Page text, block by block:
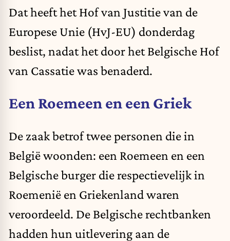
Dat heeft het Hof van Justitie van de
Europese Unie (HvJ-EU) donderdag
beslist, nadat het door het Belgische Hof
van Cassatie was benaderd.
Een Roemeen en een Griek
De zaak betrof twee personen die in
België woonden: een Roemeen en een
Belgische burger die respectievelijk in
Roemenië en Griekenland waren
veroordeeld. De Belgische rechtbanken
hadden hun uitlevering aan de